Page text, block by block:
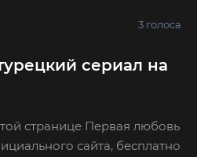
3 голоса
сериал на
странице Первая любовь
сайта, бесплатно